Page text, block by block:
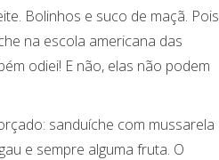
Bolinhos e suco de maçã. Pois
na escola americana das
odiei! E não, elas não podem
sanduíche com mussarela
e sempre alguma fruta. O